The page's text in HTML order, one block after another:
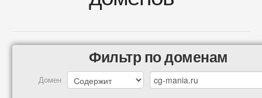
Фильтр по доменам
Домен